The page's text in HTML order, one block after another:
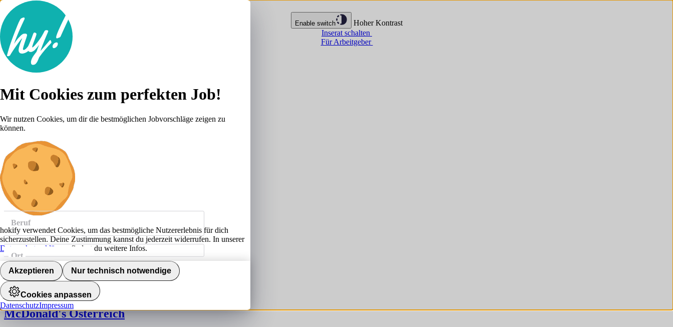
Enable switch
Hoher Kontrast
Inserat schalten
Für Arbeitgeber
Lebenslauf
Karriere-Tipps
Anmelden
Jobs anzeigen
Beruf
Ort
Jobs finden
Mitarbeiter Service in Teilzeit (m/w/d)
McDonald's Österreich
Mit Cookies zum perfekten Job!
Wir nutzen Cookies, um dir die bestmöglichen Jobvorschläge zeigen zu
können.
hokify verwendet Cookies, um das bestmögliche Nutzererlebnis für dich
sicherzustellen. Deine Zustimmung kannst du jederzeit widerrufen. In unserer
Datenschutzerklärung
findest du weitere Infos.
Akzeptieren Nur technisch notwendige
Cookies anpassen
DatenschutzImpressum